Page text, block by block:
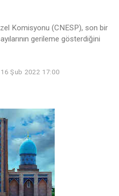
Komisyonu (CNESP), son bir
gerileme gösterdiğini
16 Şub 2022 17:00